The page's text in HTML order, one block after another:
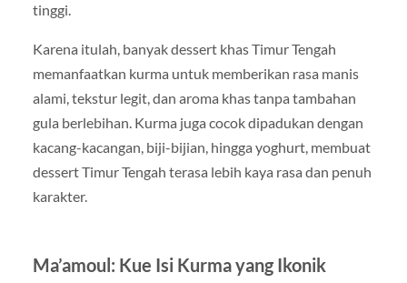
tinggi.
Karena itulah, banyak dessert khas Timur Tengah
memanfaatkan kurma untuk memberikan rasa manis
alami, tekstur legit, dan aroma khas tanpa tambahan
gula berlebihan. Kurma juga cocok dipadukan dengan
kacang-kacangan, biji-bijian, hingga yoghurt, membuat
dessert Timur Tengah terasa lebih kaya rasa dan penuh
karakter.
Ma’amoul: Kue Isi Kurma yang Ikonik